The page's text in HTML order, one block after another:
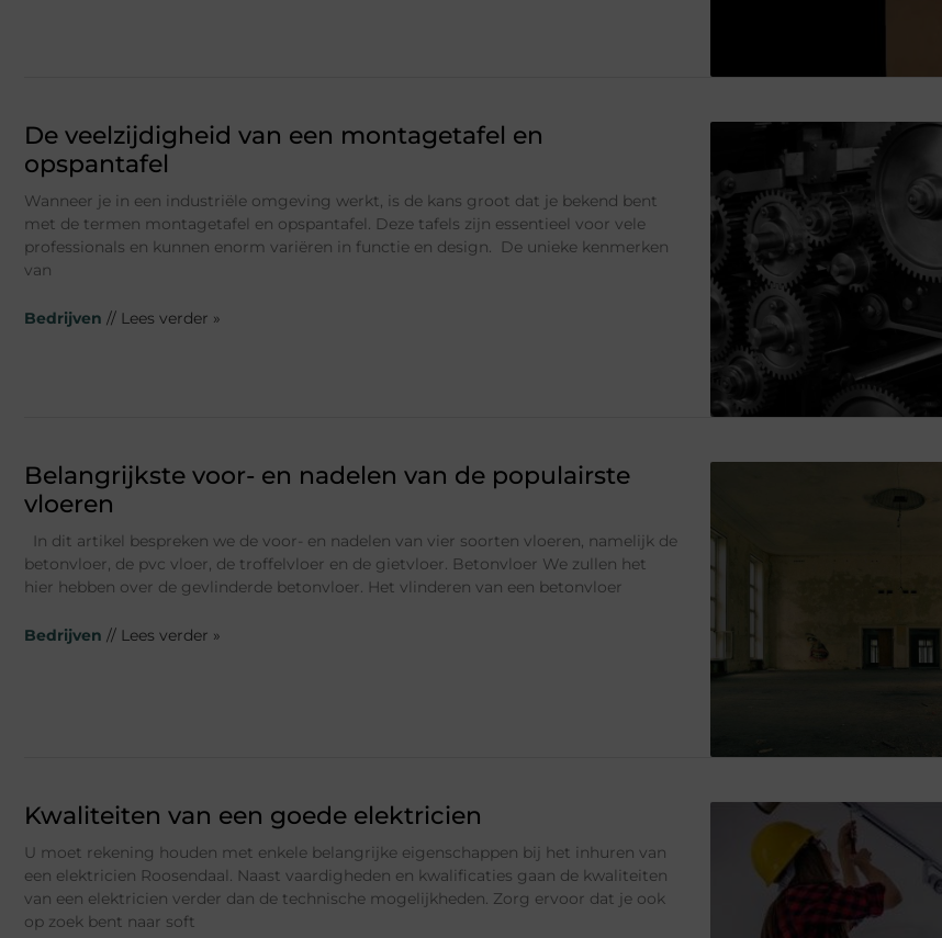
De veelzijdigheid van een montagetafel en
opspantafel
Wanneer je in een industriële omgeving werkt, is de kans groot dat je bekend bent
met de termen montagetafel en opspantafel. Deze tafels zijn essentieel voor vele
professionals en kunnen enorm variëren in functie en design. De unieke kenmerken
van
Bedrijven // Lees verder »
Belangrijkste voor- en nadelen van de populairste
vloeren
In dit artikel bespreken we de voor- en nadelen van vier soorten vloeren, namelijk de
betonvloer, de pvc vloer, de troffelvloer en de gietvloer. Betonvloer We zullen het
hier hebben over de gevlinderde betonvloer. Het vlinderen van een betonvloer
Bedrijven // Lees verder »
Kwaliteiten van een goede elektricien
U moet rekening houden met enkele belangrijke eigenschappen bij het inhuren van
een elektricien Roosendaal. Naast vaardigheden en kwalificaties gaan de kwaliteiten
van een elektricien verder dan de technische mogelijkheden. Zorg ervoor dat je ook
op zoek bent naar soft